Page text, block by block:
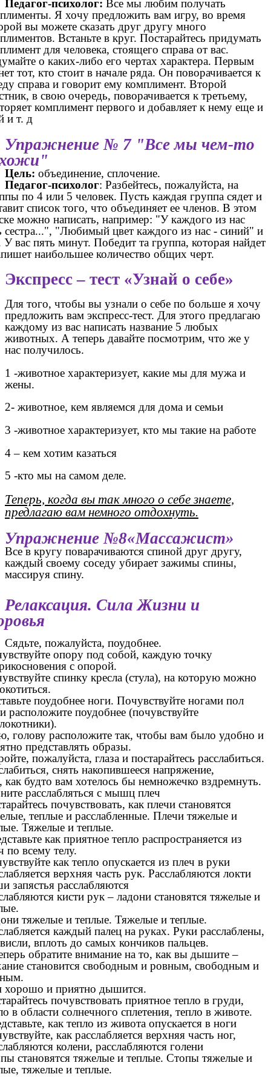
Педагог-психолог: Все мы любим получать
Я хочу предложить вам игру, во время
вы можете сказать друг другу много
Встаньте в круг. Постарайтесь придумать
для человека, стоящего справа от вас.
о каких-либо его чертах характера. Первым
тот, кто стоит в начале ряда. Он поворачивается к
справа и говорит ему комплимент. Второй
в свою очередь, поворачивается к третьему,
комплимент первого и добавляет к нему еще и
и т. д
Упражнение № 7 "Все мы чем-то
Цель: объединение, сплочение.
Педагог-психолог: Разбейтесь, пожалуйста, на
по 4 или 5 человек. Пусть каждая группа сядет и
список того, что объединяет ее членов. В этом
можно написать, например: "У каждого из нас
сестра...", "Любимый цвет каждого из нас - синий" и
У вас пять минут. Победит та группа, которая найдет
наибольшее количество общих черт.
Экспресс – тест «Узнай о себе»
Для того, чтобы вы узнали о себе по больше я хочу
предложить вам экспресс-тест. Для этого предлагаю
каждому из вас написать название 5 любых
животных. А теперь давайте посмотрим, что же у
нас получилось.
1 -животное характеризует, какие мы для мужа и
жены.
2- животное, кем являемся для дома и семьи
3 -животное характеризует, кто мы такие на работе
4 – кем хотим казаться
5 -кто мы на самом деле.
Теперь, когда вы так много о себе знаете,
предлагаю вам немного отдохнуть.
Упражнение №8«Массажист»
Все в кругу поварачиваются спиной друг другу,
каждый своему соседу убирает зажимы спины,
массируя спину.
Релаксация. Сила Жизни и
Сядьте, пожалуйста, поудобнее.
опору под собой, каждую точку
с опорой.
спинку кресла (стула), на которую можно
поудобнее ноги. Почувствуйте ногами пол
расположите поудобнее (почувствуйте
голову расположите так, чтобы вам было удобно и
представлять образы.
пожалуйста, глаза и постарайтесь расслабиться.
снять накопившееся напряжение,
как будто вам хотелось бы немножечко вздремнуть.
расслабляться с мышц плеч
почувствовать, как плечи становятся
теплые и расслабленные. Плечи тяжелые и
Тяжелые и теплые.
как приятное тепло распространяется из
по всему телу.
как тепло опускается из плеч в руки
верхняя часть рук. Расслабляются локти
запястья расслабляются
кисти рук – ладони становятся тяжелые и
тяжелые и теплые. Тяжелые и теплые.
каждый палец на руках. Руки расслаблены,
вплоть до самых кончиков пальцев.
обратите внимание на то, как вы дышите –
становится свободным и ровным, свободным и
хорошо и приятно дышится.
почувствовать приятное тепло в груди,
в области солнечного сплетения, тепло в животе.
как тепло из живота опускается в ноги
как расслабляется верхняя часть ног,
колени, расслабляются голени
становятся тяжелые и теплые. Стопы тяжелые и
тяжелые и теплые.